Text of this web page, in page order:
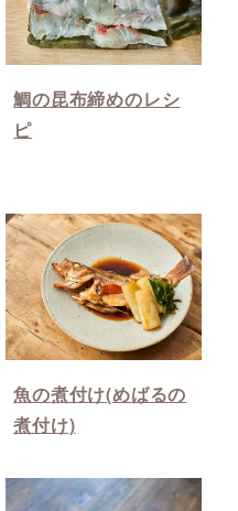
鯛の昆布締めのレシ
ピ
魚の煮付け(めばるの
煮付け)